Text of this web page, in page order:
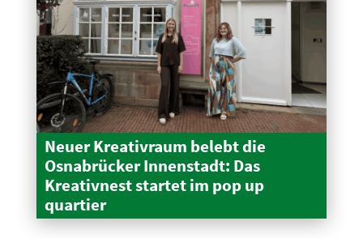
Neuer Kreativraum belebt die
Osnabrücker Innen­stadt: Das
Kreativnest startet im pop up
quartier